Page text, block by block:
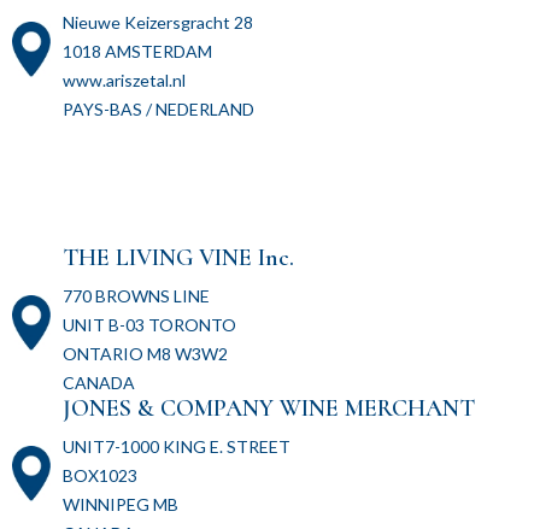
Nieuwe Keizersgracht 28
1018 AMSTERDAM
www.ariszetal.nl
PAYS-BAS / NEDERLAND
THE LIVING VINE Inc.
770 BROWNS LINE
UNIT B-03 TORONTO
ONTARIO M8 W3W2
CANADA
JONES & COMPANY WINE MERCHANT
UNIT7-1000 KING E. STREET
BOX1023
WINNIPEG MB